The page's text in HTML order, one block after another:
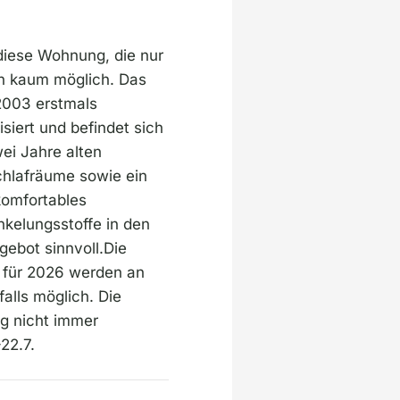
Wohnung, die nur
kaum möglich. Das
erstmals
und befindet sich
Jahre alten
sowie ein
in den
sinnvoll.Die
2026 werden an
möglich. Die
nicht immer